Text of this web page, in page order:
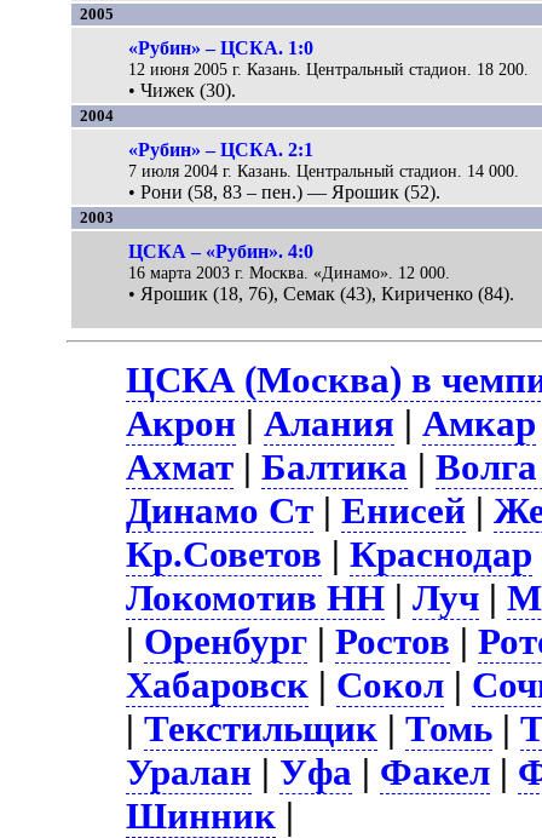
2005
«Рубин» – ЦСКА. 1:0
12 июня 2005 г. Казань. Центральный стадион. 18 200.
• Чижек (30).
2004
«Рубин» – ЦСКА. 2:1
7 июля 2004 г. Казань. Центральный стадион. 14 000.
• Рони (58, 83 – пен.) — Ярошик (52).
2003
ЦСКА – «Рубин». 4:0
16 марта 2003 г. Москва. «Динамо». 12 000.
• Ярошик (18, 76), Семак (43), Кириченко (84).
ЦСКА (Москва) в
Акрон |Алания |Амкар
Ахмат |Балтика |
Динамо Ст |Енисей |
Кр.Советов |Краснодар
Локомотив НН |Луч |
| Оренбург |Ростов |
Хабаровск | Сокол |
|Текстильщик |Томь |
Уралан |Уфа | Факел |
Шинник |